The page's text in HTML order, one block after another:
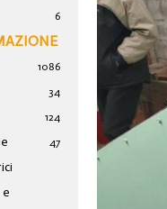
6
1086
34
124
47
e